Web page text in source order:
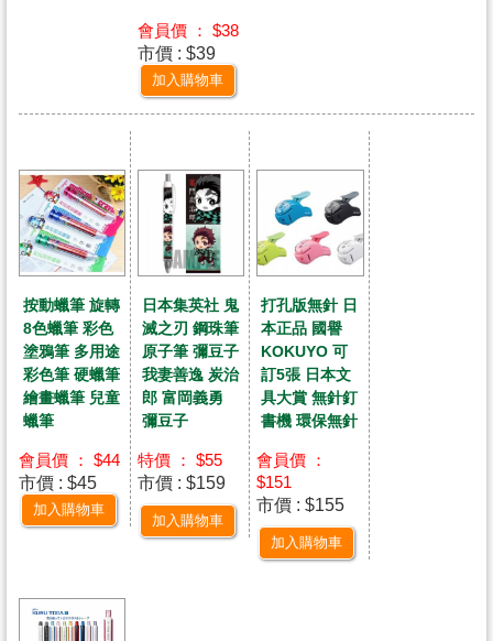
會員價 ： $38
市價 : $39
加入購物車
按動蠟筆 旋轉
8色蠟筆 彩色
塗鴉筆 多用途
彩色筆 硬蠟筆
繪畫蠟筆 兒童
蠟筆
會員價 ： $44
市價 : $45
加入購物車
日本集英社 鬼
滅之刃 鋼珠筆
原子筆 彌豆子
我妻善逸 炭治
郎 富岡義勇
彌豆子
特價 ： $55
市價 : $159
加入購物車
打孔版無針 日
本正品 國譽
KOKUYO 可
訂5張 日本文
具大賞 無針釘
書機 環保無針
會員價 ：
$151
市價 : $155
加入購物車